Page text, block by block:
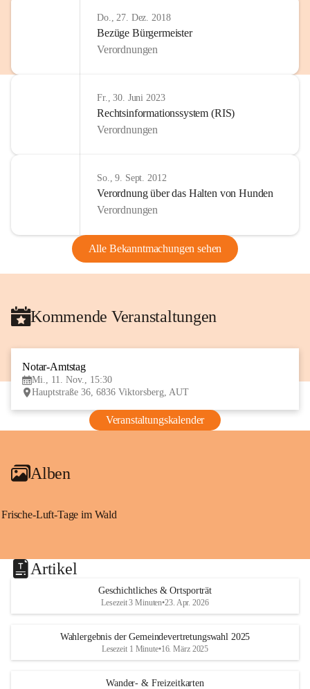
Do., 27. Dez. 2018
Bezüge Bürgermeister
Verordnungen
Fr., 30. Juni 2023
Rechtsinformationssystem (RIS)
Verordnungen
So., 9. Sept. 2012
Verordnung über das Halten von Hunden
Verordnungen
Alle Bekanntmachungen sehen
Kommende Veranstaltungen
Notar-Amtstag
Mi., 11. Nov., 15:30
Hauptstraße 36, 6836 Viktorsberg, AUT
Veranstaltungskalender
Alben
Frische-Luft-Tage im Wald
Artikel
Geschichtliches & Ortsporträt
Lesezeit 3 Minuten•23. Apr. 2026
Wahlergebnis der Gemeindevertretungswahl 2025
Lesezeit 1 Minute•16. März 2025
Wander- & Freizeitkarten